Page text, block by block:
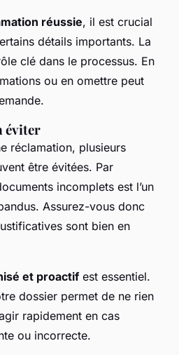
réussie, il est crucial
détails importants. La
clé dans le processus. En
ou en omettre peut
éviter
réclamation, plusieurs
être évitées. Par
incomplets est l’un
Assurez-vous donc
sont bien en
et proactifest essentiel.
dossier permet de ne rien
rapidement en cas
ou incorrecte.